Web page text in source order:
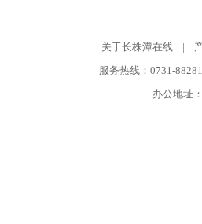
关于长株潭在线 |
服务热线：0731-
办公地址